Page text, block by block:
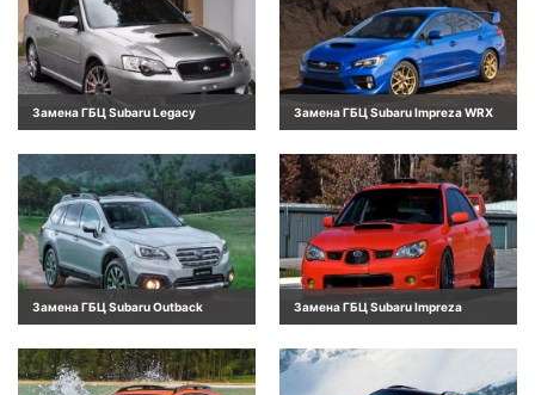
Замена ГБЦ Subaru Legacy Замена ГБЦ Subaru Impreza WRX
Замена ГБЦ Subaru Outback Замена ГБЦ Subaru Impreza